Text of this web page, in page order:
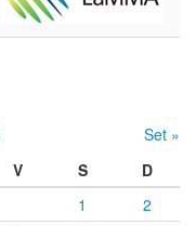
Set »
V S
D
1
2